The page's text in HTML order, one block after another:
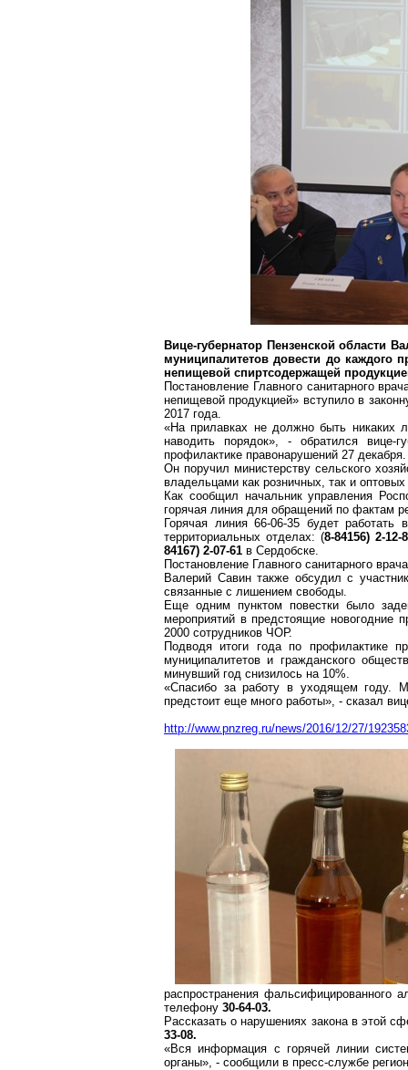
Вице-губернатор Пензенской области
муниципалитетов довести до каждого
непищевой спиртсодержащей
Постановление Главного санитарного
непищевой продукцией» вступило в
2017 года.
«На прилавках не должно быть никаких
наводить порядок», - обратился вице-
профилактике правонарушений 27 декабря.
Он поручил министерству сельского
владельцами как розничных, так и
Как сообщил начальник управления
горячая линия для обращений по фактам
Горячая линия 66-06-35 будет
территориальных отделах: (8-84156) 2-
84167) 2-07-61 в Сердобске.
Постановление Главного санитарного
Валерий Савин также обсудил с
связанные с лишением свободы.
Еще одним пунктом повестки было
мероприятий в предстоящие новогодние
2000 сотрудников ЧОР.
Подводя итоги года по профилактике
муниципалитетов и гражданского
минувший год снизилось на 10%.
«Спасибо за работу в уходящем году.
предстоит еще много работы», - сказал
http://www.pnzreg.ru/news/2016/12/27/
распространения фальсифицированного
телефону 30-64-03.
Рассказать о нарушениях закона в этой
33-08.
«Вся информация с горячей линии
органы», - сообщили в пресс-службе